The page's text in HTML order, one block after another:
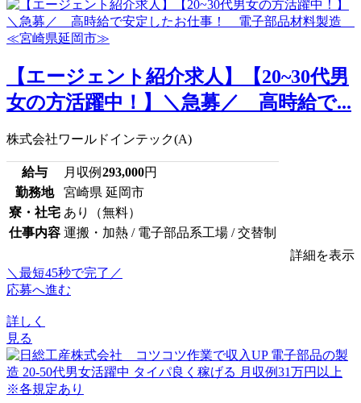
【エージェント紹介求人】【20~30代男
女の方活躍中！】＼急募／ 高時給で...
株式会社ワールドインテック(A)
給与 月収例 293,000円
勤務地
宮崎県 延岡市
寮・社宅 あり（無料）
仕事内容 運搬・加熱 / 電子部品系工場 / 交替制
詳細を表示
＼最短45秒で完了／
応募へ進む
詳しく
見る